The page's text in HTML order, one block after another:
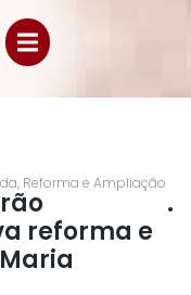
, Reforma e Ampliação
reforma e
.